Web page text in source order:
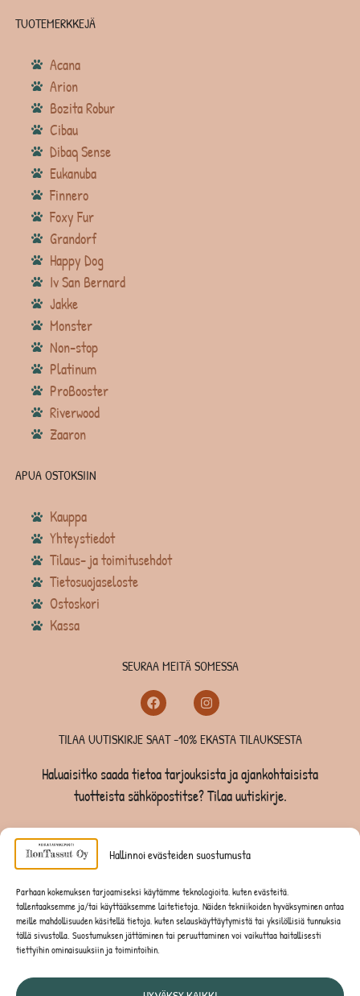
Hallinnoi evästeiden suostumusta
Parhaan kokemuksen tarjoamiseksi käytämme teknologioita, kuten evästeitä,
tallentaaksemme ja/tai käyttääksemme laitetietoja. Näiden tekniikoiden hyväksyminen antaa
meille mahdollisuuden käsitellä tietoja, kuten selauskäyttäytymistä tai yksilöllisiä tunnuksia
tällä sivustolla. Suostumuksen jättäminen tai peruuttaminen voi vaikuttaa haitallisesti
tiettyihin ominaisuuksiin ja toimintoihin.
TUOTEMERKKEJÄ
Acana
Arion
Bozita Robur
Cibau
Dibaq Sense
Eukanuba
Finnero
Foxy Fur
Grandorf
Happy Dog
Iv San Bernard
Jakke
Monster
Non-stop
Platinum
ProBooster
Riverwood
Zaaron
APUA OSTOKSIIN
Kauppa
Yhteystiedot
Tilaus- ja toimitusehdot
Tietosuojaseloste
Ostoskori
Kassa
SEURAA MEITÄ SOMESSA
TILAA UUTISKIRJE SAAT -10% EKASTA TILAUKSESTA
Haluaisitko saada tietoa tarjouksista ja ajankohtaisista
tuotteista sähköpostitse? Tilaa uutiskirje.
TILAA UUTISKIRJE -SAAT -10% EKASTA TILAUKSESTA
KISSOILLE
JYRSIJÖILLE